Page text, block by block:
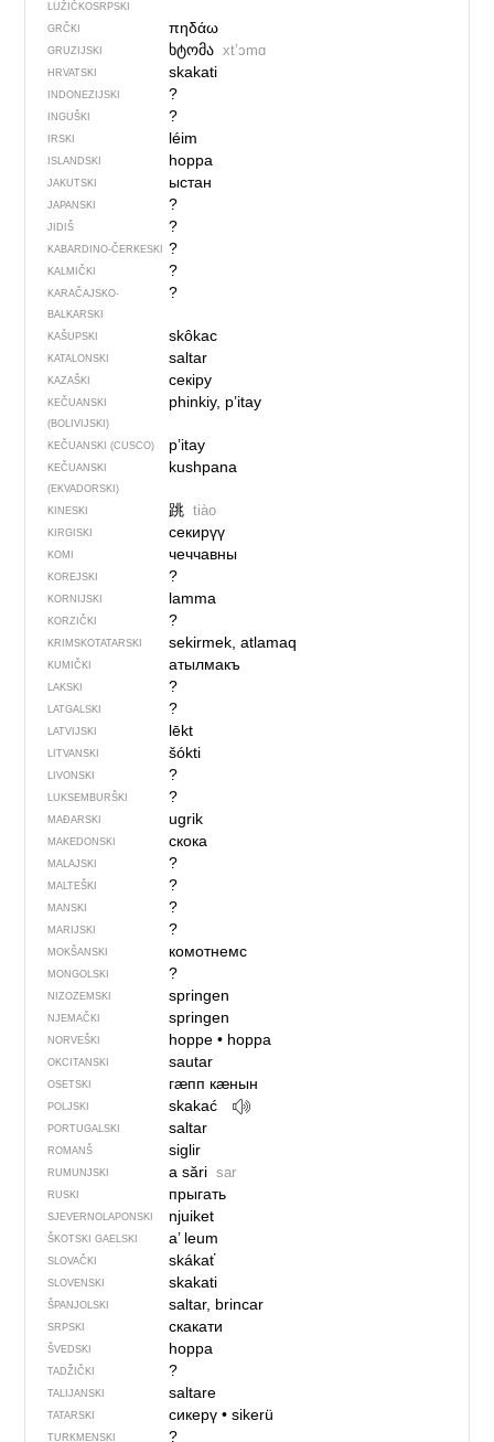
LUŽIČKOSRPSKI
GRČKI πηδάω
GRUZIJSKI ხტომა xtʼɔmɑ
HRVATSKI skakati
INDONEZIJSKI ?
INGUŠKI ?
IRSKI léim
ISLANDSKI hoppa
JAKUTSKI ыстан
JAPANSKI ?
JIDIŠ ?
KABARDINO-ČERKESKI ?
KALMIČKI ?
KARAČAJSKO-
BALKARSKI
?
KAŠUPSKI skôkac
KATALONSKI saltar
KAZAŠKI секіру
KEČUANSKI
(BOLIVIJSKI)
phinkiy, p’itay
KEČUANSKI (CUSCO) p’itay
KEČUANSKI
(EKVADORSKI)
kushpana
KINESKI 跳 tiào
KIRGISKI секирүү
KOMI чеччавны
KOREJSKI ?
KORNIJSKI lamma
KORZIČKI ?
KRIMSKOTATARSKI sekirmek, atlamaq
KUMIČKI атылмакъ
LAKSKI ?
LATGALSKI ?
LATVIJSKI lēkt
LITVANSKI šókti
LIVONSKI ?
LUKSEMBURŠKI ?
MAĐARSKI ugrik
MAKEDONSKI скока
MALAJSKI ?
MALTEŠKI ?
MANSKI ?
MARIJSKI ?
MOKŠANSKI комотнемс
MONGOLSKI ?
NIZOZEMSKI springen
NJEMAČKI springen
NORVEŠKI hoppe• hoppa
OKCITANSKI sautar
OSETSKI гӕпп кӕнын
POLJSKI skakać
PORTUGALSKI saltar
ROMANŠ siglir
RUMUNJSKI a sări sar
RUSKI прыгать
SJEVER­NO­LA­PONSKI njuiket
ŠKOTSKI GAELSKI a’ leum
SLOVAČKI skákať
SLOVENSKI skakati
ŠPANJOLSKI saltar, brincar
SRPSKI скакати
ŠVEDSKI hoppa
TADŽIČKI ?
TALIJANSKI saltare
TATARSKI сикерү• sikerü
TURKMENSKI ?